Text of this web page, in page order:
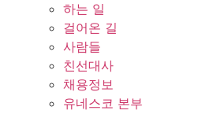
하는 일
걸어온 길
사람들
친선대사
채용정보
유네스코 본부